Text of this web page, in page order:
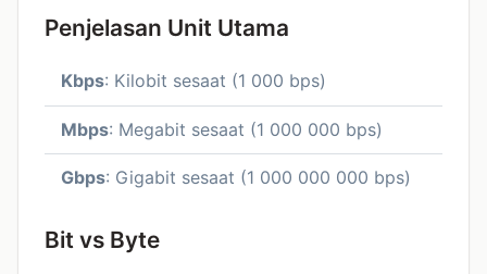
Penjelasan Unit Utama
Kbps: Kilobit sesaat (1 000 bps)
Mbps: Megabit sesaat (1 000 000 bps)
Gbps: Gigabit sesaat (1 000 000 000 bps)
Bit vs Byte